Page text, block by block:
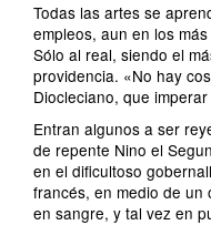
Todas las artes se
empleos, aun en los
Sólo al real, siendo el
providencia. «No hay
Diocleciano, que
Entran algunos a ser
de repente Nino el
en el dificultoso
francés, en medio de un
en sangre, y tal vez en